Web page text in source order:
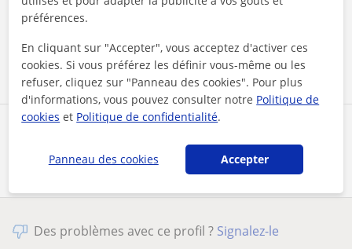
mentions légaleset deconfidentialité
Contacter maintenant
Des problèmes avec ce profil ? Signalez-le
préférences.
En cliquant sur "Accepter", vous acceptez d'activer ces
cookies. Si vous préférez les définir vous-même ou les
refuser, cliquez sur "Panneau des cookies". Pour plus
d'informations, vous pouvez consulter notre Politique de
cookies et Politique de confidentialité.
Panneau des cookies Accepter